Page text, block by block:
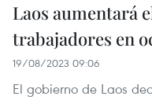
Laos aumentará
trabajadores en
19/08/2023 09:06
El gobierno de Laos